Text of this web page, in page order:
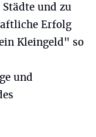
und zu
Erfolg
Kleingeld" so
und